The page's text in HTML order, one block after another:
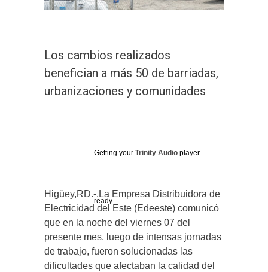
Los cambios realizados
benefician a más 50 de barriadas,
urbanizaciones y comunidades
Getting your Trinity Audio player
ready...
Higüey,RD.-.La Empresa Distribuidora de
Electricidad del Este (Edeeste) comunicó
que en la noche del viernes 07 del
presente mes, luego de intensas jornadas
de trabajo, fueron solucionadas las
dificultades que afectaban la calidad del